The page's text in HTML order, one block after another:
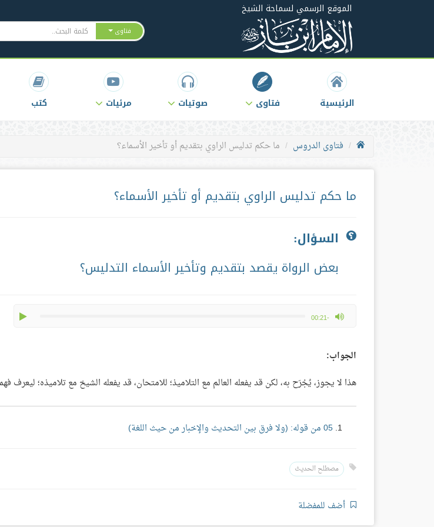
الموقع الرسمي لسماحة الشيخ
فتاوى
الرئيسية فتاوى صوتيات مرئيات كتب
فتاوى الدروس ما حكم تدليس الراوي بتقديم أو تأخير الأسماء؟
ما حكم تدليس الراوي بتقديم أو تأخير الأسماء؟
السؤال:
بعض الرواة يقصد بتقديم وتأخير الأسماء التدليس؟
-00:21
max volume
الجواب:
هذا لا يجوز، يُجْرَح به، لكن قد يفعله العالم مع التلاميذ؛ للامتحان، قد يفعله الشيخ مع تلاميذه؛ ليعرف
05 من قوله: (ولا فرق بين التحديث والإخبار من حيث اللغة)
مصطلح الحديث
أضف للمفضلة